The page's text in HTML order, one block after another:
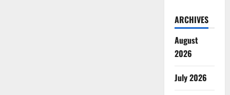
ARCHIVES
August
2026
July 2026